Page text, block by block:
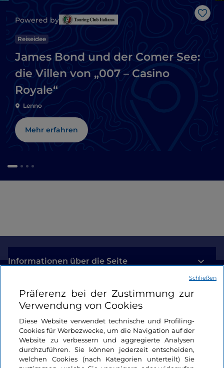
Like
Powered by
Reiseidee
James Bond und der Comer See:
die Villen von „007 – Casino
Royale“
Lenno
Mehr erfahren
Informationen über die Seite
Nützliche Links
Login
Bleiben wir in Kontakt
Präferenz bei der Zustimmung zur
Verwendung von Cookies
Diese Website verwendet technische und Profiling-
Cookies für Werbezwecke, um die Navigation auf der
Website zu verbessern und aggregierte Analysen
durchzuführen. Sie können jederzeit entscheiden,
welchen Cookies (nach Kategorien unterteilt) Sie
Schließen